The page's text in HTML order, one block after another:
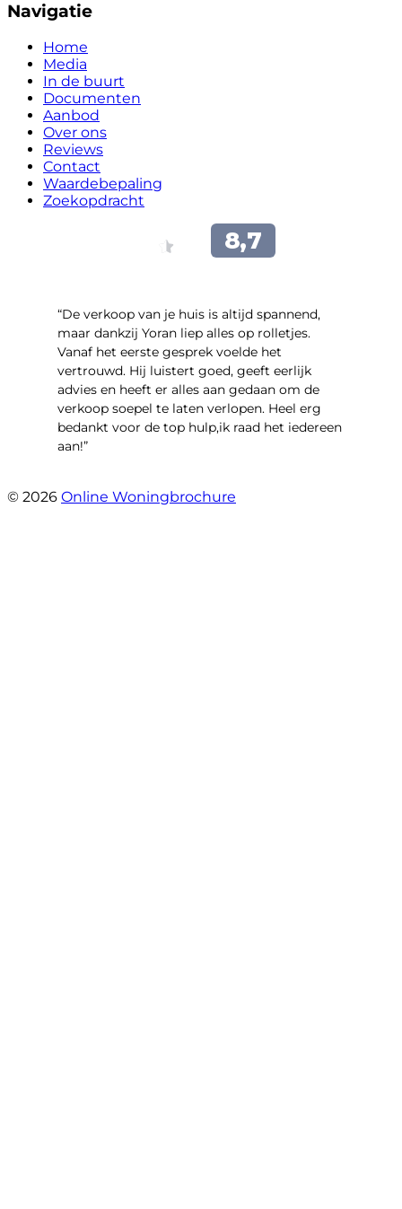
Navigatie
Home
Media
In de buurt
Documenten
Aanbod
Over ons
Reviews
Contact
Waardebepaling
Zoekopdracht
“​De verkoop van je huis is altijd spannend,
maar dankzij Yoran liep alles op rolletjes.
Vanaf het eerste gesprek voelde het
vertrouwd. Hij luistert goed, geeft eerlijk
advies en heeft er alles aan gedaan om de
verkoop soepel te laten verlopen. Heel erg
bedankt voor de top hulp,ik raad het iedereen
aan!”
© 2026 Online Woningbrochure